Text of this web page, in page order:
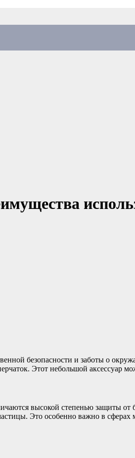
безопасности и заботы о
Этот небольшой аксессуар
высокой степенью защиты от
Это особенно важно в